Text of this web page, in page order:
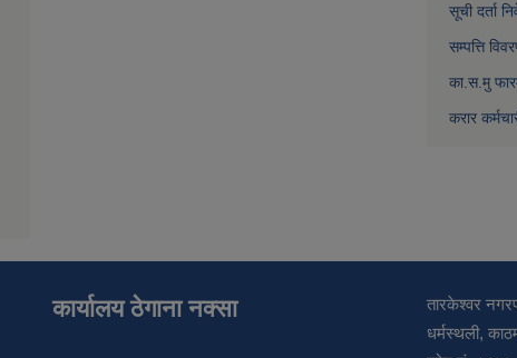
सूची दर्ता
सम्पत्ति
का.स.मु
करार
कार्यालय ठेगाना नक्सा
तारकेश्वर
धर्मस्थली,